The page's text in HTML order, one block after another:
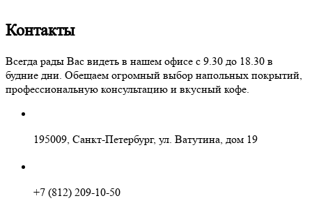
Контакты
Всегда рады Вас видеть в нашем офисе с 9.30 до 18.30 в
будние дни. Обещаем огромный выбор напольных покрытий,
профессиональную консультацию и вкусный кофе.
195009, Санкт-Петербург, ул. Ватутина, дом 19
+7 (812) 209-10-50